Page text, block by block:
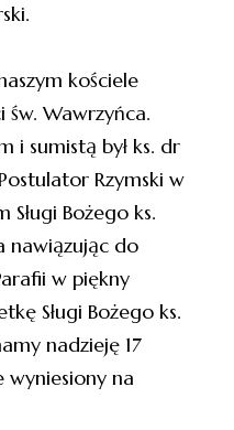
kościele
Wawrzyńca.
i sumistą był ks. dr
Rzymski w
Bożego ks.
nawiązując do
w piękny
Sługi Bożego ks.
nadzieję 17
wyniesiony na